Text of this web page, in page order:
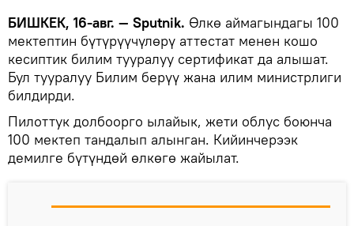
БИШКЕК, 16-авг. — Sputnik. Өлкө аймагындагы 100
мектептин бүтүрүүчүлөрү аттестат менен кошо
кесиптик билим тууралуу сертификат да алышат.
Бул тууралуу Билим берүү жана илим министрлиги
билдирди.
Пилоттук долбоорго ылайык, жети облус боюнча
100 мектеп тандалып алынган. Кийинчерээк
демилге бүтүндөй өлкөгө жайылат.